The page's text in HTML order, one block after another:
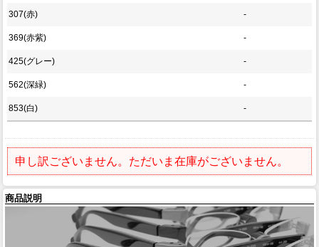
307(赤) -
369(赤紫) -
425(グレー) -
562(深緑) -
853(白) -
申し訳ございません。ただいま在庫がございません。
商品説明